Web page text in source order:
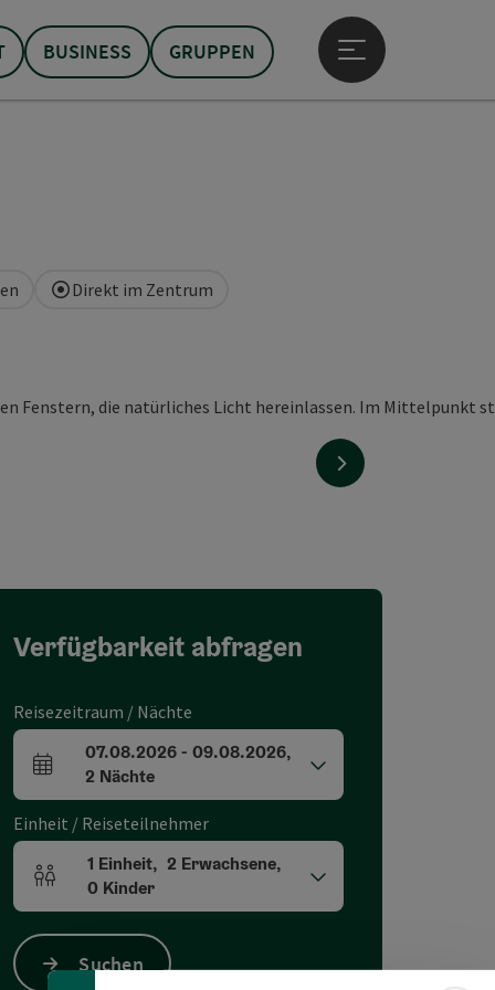
BUSINESS GRUPPEN
Hauptmenü öffnen
nächstes Element
Direkt im Zentrum
Verfügbarkeit abfragen
Reisezeitraum / Nächte
An- und Abreisefelder
07.08.2026- 09.08.2026,
2 Nächte
Einheit / Reiseteilnehmer
Einheitenanzahl und Personenfelder
1 Einheit, 2 Erwachsene,
0 Kinder
Suchen